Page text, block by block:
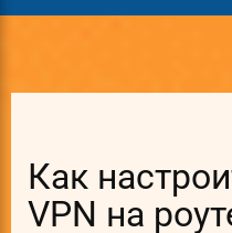
Как
VPN на